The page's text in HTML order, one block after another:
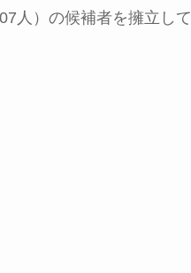
人）の候補者を擁立して